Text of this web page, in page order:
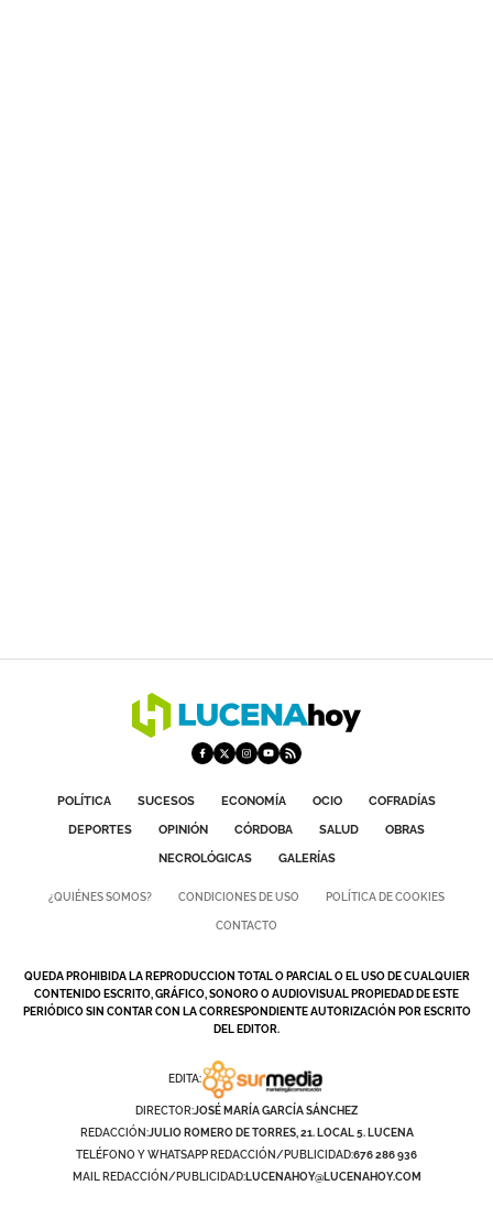
POLÍTICA SUCESOS ECONOMÍA OCIO
COFRADÍAS
DEPORTES
OPINIÓN CÓRDOBA SALUD
OBRAS
NECROLÓGICAS
GALERÍAS
¿QUIÉNES SOMOS? CONDICIONES DE USO POLÍTICA DE COOKIES
CONTACTO
QUEDA PROHIBIDA LA REPRODUCCION TOTAL O PARCIAL O EL USO DE CUALQUIER
CONTENIDO ESCRITO, GRÁFICO, SONORO O AUDIOVISUAL PROPIEDAD DE ESTE
PERIÓDICO SIN CONTAR CON LA CORRESPONDIENTE AUTORIZACIÓN POR ESCRITO
DEL EDITOR.
EDITA:
DIRECTOR:JOSÉ MARÍA GARCÍA SÁNCHEZ
REDACCIÓN:JULIO ROMERO DE TORRES, 21. LOCAL 5. LUCENA
TELÉFONO Y WHATSAPP REDACCIÓN/PUBLICIDAD:676 286 936
MAIL REDACCIÓN/PUBLICIDAD:LUCENAHOY@LUCENAHOY.COM